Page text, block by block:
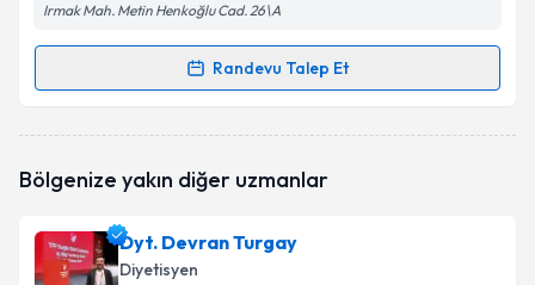
Takvim Talebini Gönder
Irmak Mah. Metin Henkoğlu Cad. 26\A
Randevu Talep Et
Randevu Takvimi Talebi
oluşturun. Size bu uzmandan randevu almanız için bir
E-posta Adresiniz
Bölgenize yakın diğer uzmanlar
Dyt. Devran Turgay
Diyetisyen